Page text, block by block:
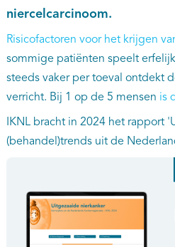
niercelcarcinoom.
Risicofactoren voor het krijgen
sommige patiënten speelt
steeds vaker per toeval ontdekt
verricht. Bij 1 op de 5 mensen is
IKNL bracht in 2024 het rapport
(behandel)trends uit de